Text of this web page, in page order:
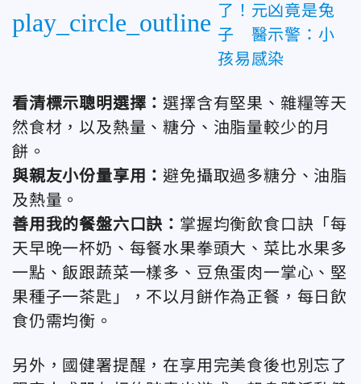
play_circle_outline 了！元凶竟是兔
子 醫示警：小
孩易感染
看清標示聰明選擇： 選擇含有堅果、雜糧等天
然食材，以及熱量、糖分、油脂量較少的月
餅。
與親友小份量享用： 避免攝取過多糖分、油脂
及熱量。
善用我的餐盤六口訣： 掌握均衡飲食口訣「每
天早晚一杯奶、每餐水果拳頭大、菜比水果多
一點、飯跟蔬菜一樣多、豆魚蛋肉一掌心、堅
果種子一茶匙」，不以月餅作為正餐，每日飲
食仍需均衡。
另外，國健署提醒， 在享用完美食後也別忘了